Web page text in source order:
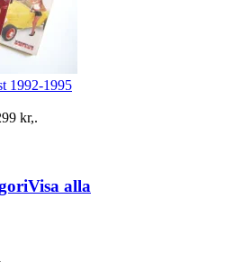
1992-1995
kr,.
Visa alla